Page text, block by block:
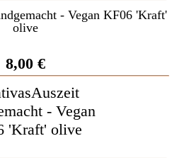
8,00 €
- Vegan
'Kraft' olive